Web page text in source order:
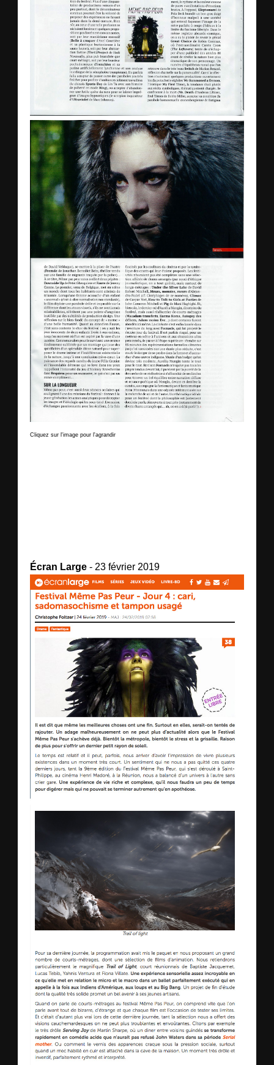
Cliquez sur l'image pour l'agrandir
Écran Large - 23 février 2019